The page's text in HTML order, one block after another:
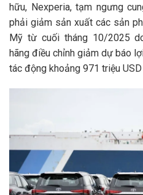
hữu, Nexperia, tạm ngưng
phải giảm sản xuất các sản
Mỹ từ cuối tháng 10/2025
hãng điều chỉnh giảm dự báo
tác động khoảng 971 triệu USD